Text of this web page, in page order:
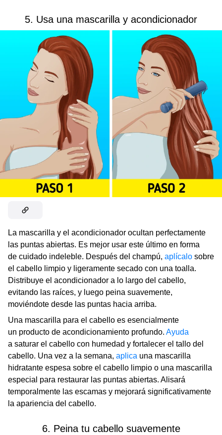
5. Usa una mascarilla y acondicionador
La mascarilla y el acondicionador ocultan perfectamente
las puntas abiertas. Es mejor usar este último en forma
de cuidado indeleble. Después del champú, aplícalo sobre
el cabello limpio y ligeramente secado con una toalla.
Distribuye el acondicionador a lo largo del cabello,
evitando las raíces, y luego peina suavemente,
moviéndote desde las puntas hacia arriba.
Una mascarilla para el cabello es esencialmente
un producto de acondicionamiento profundo. Ayuda
a saturar el cabello con humedad y fortalecer el tallo del
cabello. Una vez a la semana, aplica una mascarilla
hidratante espesa sobre el cabello limpio o una mascarilla
especial para restaurar las puntas abiertas. Alisará
temporalmente las escamas y mejorará significativamente
la apariencia del cabello.
6. Peina tu cabello suavemente